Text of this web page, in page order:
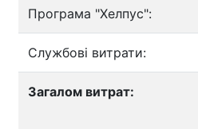
Програма "Хелпус":
Службові витрати:
Загалом витрат: